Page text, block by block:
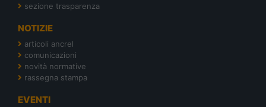
sezione trasparenza
NOTIZIE
articoli ancrel
comunicazioni
novità normative
rassegna stampa
EVENTI